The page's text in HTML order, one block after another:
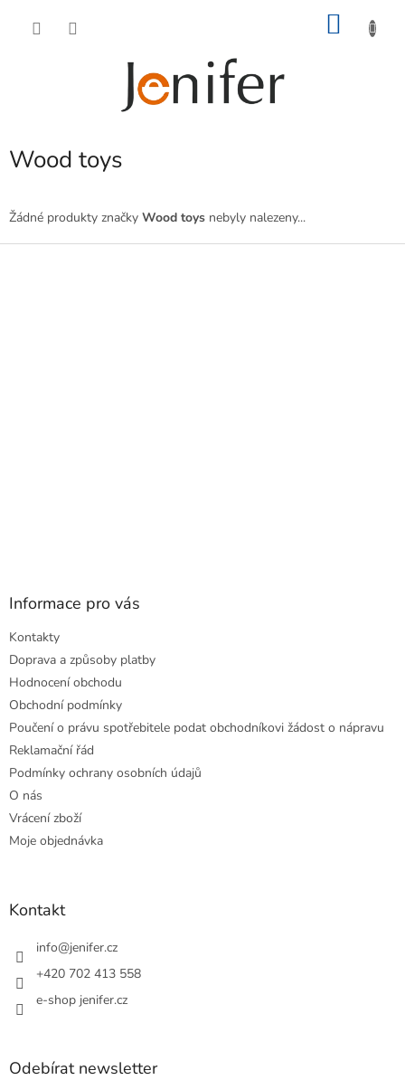
Wood toys
Žádné produkty značky Wood toys nebyly nalezeny...
Z
Informace pro vás
Kontakty
Doprava a způsoby platby
Hodnocení obchodu
Obchodní podmínky
Poučení o právu spotřebitele podat obchodníkovi žádost o nápravu
Reklamační řád
Podmínky ochrany osobních údajů
O nás
Vrácení zboží
Moje objednávka
Kontakt
info@jenifer.cz
+420 702 413 558
e-shop jenifer.cz
Odebírat newsletter